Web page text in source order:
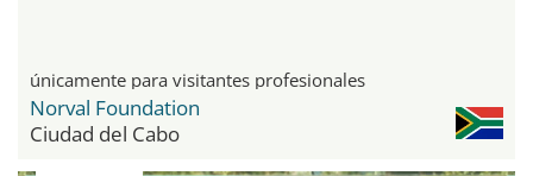
únicamente para visitantes profesionales
Norval Foundation
Ciudad del Cabo